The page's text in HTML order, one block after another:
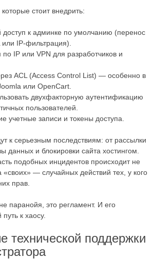
стоит внедрить:
к админке по умолчанию (перенос
IP-фильтрация).
по IP или VPN для разработчиков и
ACL (Access Control List) — особенно в
или OpenCart.
двухфакторную аутентификацию
пользователей.
учетные записи и токены доступа.
к серьезным последствиям: от рассылки
данных и блокировки сайта хостингом.
подобных инцидентов происходит не
«своих» — случайных действий тех, у кого
прав.
паранойя, это регламент. И его
к хаосу.
технической поддержки